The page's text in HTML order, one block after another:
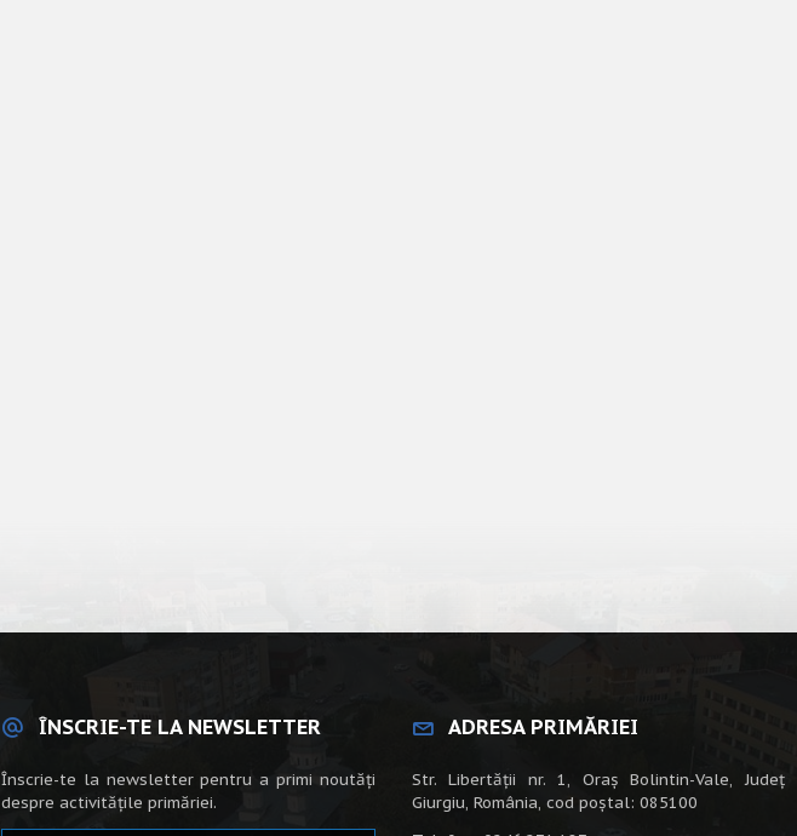
ÎNSCRIE-TE LA NEWSLETTER
Înscrie-te la newsletter pentru a primi noutăți
despre activitățile primăriei.
ADRESA PRIMĂRIEI
Str. Libertății nr. 1, Oraș Bolintin-Vale, Județ
Giurgiu, România, cod poștal: 085100